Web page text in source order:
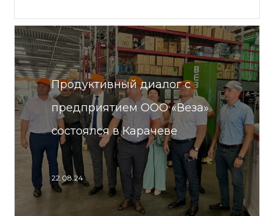
Продуктивный диалог с
предприятием ООО «Веза»
состоялся в Карачеве
22.08.24